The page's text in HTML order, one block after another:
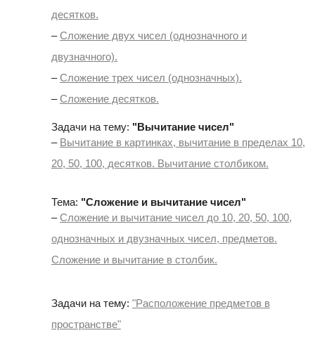
десятков.
–Сложение двух чисел (однозначного и
двузначного).
–Сложение трех чисел (однозначных).
–Сложение десятков.
Задачи на тему: "Вычитание чисел"
– Вычитание в картинках, вычитание в пределах 10,
20, 50, 100, десятков. Вычитание столбиком.
Тема: "Сложение и вычитание чисел"
–Сложение и вычитание чисел до 10, 20, 50, 100,
однозначных и двузначных чисел, предметов.
Сложение и вычитание в столбик.
Задачи на тему: "Расположение предметов в
пространстве"